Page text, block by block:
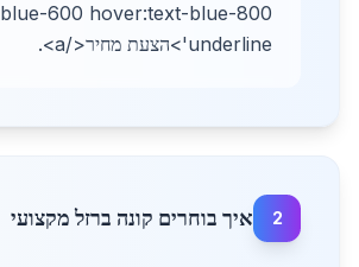
blue-600 hover:text-blue-800
underline'>הצעת מחיר</a>.
2 איך בוחרים קונה ברזל מקצועי